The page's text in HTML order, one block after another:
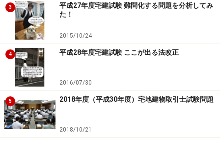
不動産法務の専門家として賃借人と交渉することが
期待されています。
契約の終了と原状回復の連絡や調整作業も賃貸管理業者
の重要な仕事です。
貸主に対する管理受託契約時の重要事項説明と記名
押印業務。いわゆるオーナーに対する説明義務で
す。賃貸不動産経営管理士が行わなければならない
重要な仕事です。
3
平成27年度宅建試験 難問化する問題を分析してみ
た！
2015/10/24
4 平成28年度宅建試験 ここが出る法改正
2016/07/30
5 2018年度（平成30年度）宅地建物取引士試験問題
2018/10/21